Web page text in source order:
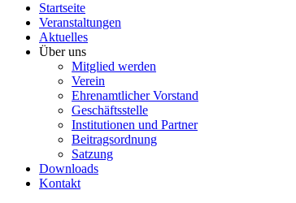
Startseite
Veranstaltungen
Aktuelles
Über uns
Mitglied werden
Verein
Ehrenamtlicher Vorstand
Geschäftsstelle
Institutionen und Partner
Beitragsordnung
Satzung
Downloads
Kontakt